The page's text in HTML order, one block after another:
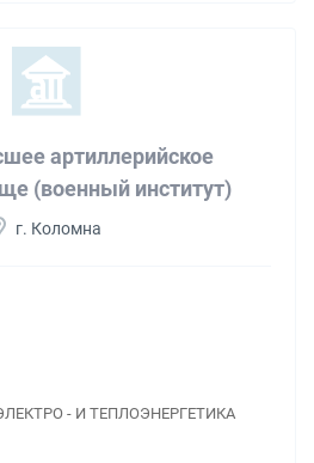
артиллерийское
(военный институт)
г. Коломна
- И ТЕПЛОЭНЕРГЕТИКА